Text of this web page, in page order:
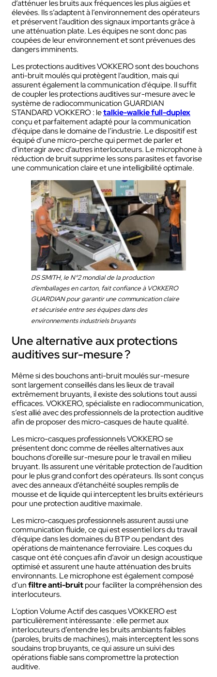
d’atténuer les bruits aux fréquences les plus aigües et
élevées. Ils s’adaptent à l’environnement des opérateurs
et préservent l’audition des signaux importants grâce à
une atténuation plate. Les équipes ne sont donc pas
coupées de leur environnement et sont prévenues des
dangers imminents.
Les protections auditives VOKKERO sont des bouchons
anti-bruit moulés qui protègent l’audition, mais qui
assurent également la communication d’équipe. Il suffit
de coupler les protections auditives sur-mesure avec le
système de radiocommunication GUARDIAN
STANDARD VOKKERO : letalkie-walkie full-duplex
conçu et parfaitement adapté pour la communication
d’équipe dans le domaine de l’industrie. Le dispositif est
équipé d’une micro-perche qui permet de parler et
d’interagir avec d’autres interlocuteurs. Le microphone à
réduction de bruit supprime les sons parasites et favorise
une communication claire et une intelligibilité optimale.
DS SMITH, le N°2 mondial de la production
d’emballages en carton, fait confiance à VOKKERO
GUARDIAN pour garantir une communication claire
et sécurisée entre ses équipes dans des
environnements industriels bruyants
Une alternative aux protections
auditives sur-mesure ?
Même si des bouchons anti-bruit moulés sur-mesure
sont largement conseillés dans les lieux de travail
extrêmement bruyants, il existe des solutions tout aussi
efficaces. VOKKERO, spécialiste en radiocommunication,
s’est allié avec des professionnels de la protection auditive
afin de proposer des micro-casques de haute qualité.
Les micro-casques professionnels VOKKERO se
présentent donc comme de réelles alternatives aux
bouchons d’oreille sur-mesure pour le travail en milieu
bruyant. Ils assurent une véritable protection de l’audition
pour le plus grand confort des opérateurs. Ils sont conçus
avec des anneaux d’étanchéité souples remplis de
mousse et de liquide qui interceptent les bruits extérieurs
pour une protection auditive maximale.
Les micro-casques professionnels assurent aussi une
communication fluide, ce qui est essentiel lors du travail
d’équipe dans les domaines du BTP ou pendant des
opérations de maintenance ferroviaire. Les coques du
casque ont été conçues afin d’avoir un design acoustique
optimisé et assurent une haute atténuation des bruits
environnants. Le microphone est également composé
d’unfiltre anti-bruitpour faciliter la compréhension des
interlocuteurs.
L’option Volume Actif des casques VOKKERO est
particulièrement intéressante : elle permet aux
interlocuteurs d’entendre les bruits ambiants faibles
(paroles, bruits de machines), mais interceptent les sons
soudains trop bruyants, ce qui assure un suivi des
opérations fiable sans compromettre la protection
auditive.